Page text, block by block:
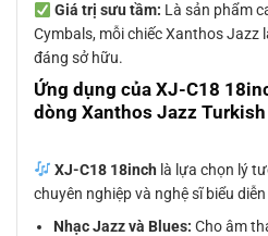
Giá trị sưu tầm: Là sản phẩm
Cymbals, mỗi chiếc Xanthos Jazz
đáng sở hữu.
Ứng dụng của XJ-C18
dòng Xanthos Jazz
XJ-C18 18inch là lựa chọn lý
chuyên nghiệp và nghệ sĩ biểu
Nhạc Jazz và Blues: Cho âm